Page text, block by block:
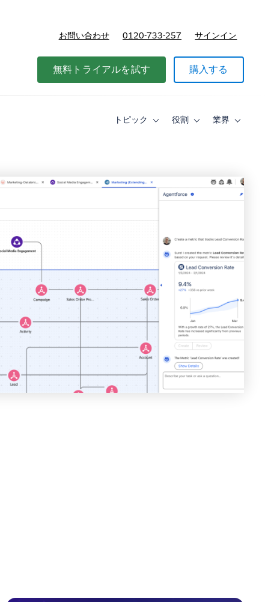
お問い合わせ 0120-733-257 サインイン
無料トライアルを試す 購入する
トピック
Toggle役割
Toggle業界
Toggle